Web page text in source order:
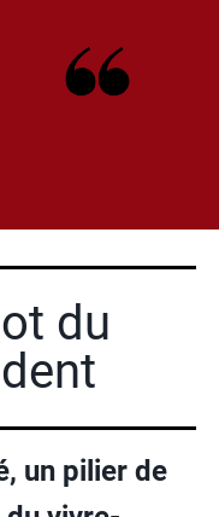
du
un pilier de